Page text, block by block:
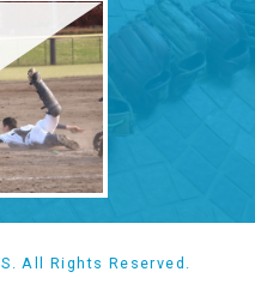
All Rights Reserved.